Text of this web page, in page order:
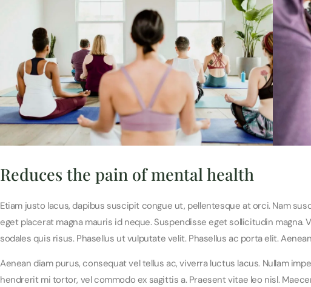
Reduces the pain of mental health
Etiam justo lacus, dapibus suscipit congue ut, pellentesque at orci. Nam
eget placerat magna mauris id neque. Suspendisse eget sollicitudin
sodales quis risus. Phasellus ut vulputate velit. Phasellus ac porta elit.
Aenean diam purus, consequat vel tellus ac, viverra luctus lacus. Nullam
hendrerit mi tortor, vel commodo ex sagittis a. Praesent vitae leo nisl.